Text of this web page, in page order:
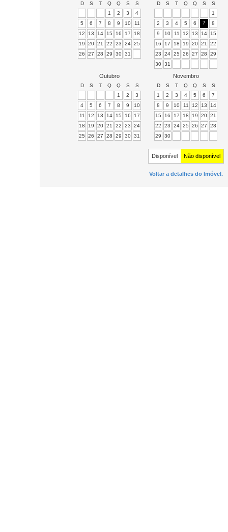
D S T Q Q S
S
1
2 3
4
5
6 7 8 9 10
11
12
13 14 15 16 17
18
19
20 21 22 23 24 25
26
27 28 29 30 31
D S T Q Q S
S
1
2
3 4 5 6 7
8
9
10 11 12 13 14
15
16
17 18 19 20 21
22
23
24 25 26 27 28
29
30 31
Outubro
D S T Q Q S
S
1
2
3
4
5 6 7 8 9
10
11
12 13 14 15 16
17
18
19 20 21 22 23
24
25
26 27 28 29 30 31
Novembro
D S T Q Q S
S
1
2 3 4 5 6
7
8
9 10 11 12 13
14
15
16 17 18 19 20 21
22
23 24 25 26 27
28
29
30
Disponível Não disponível
Voltar a detalhes do Imóvel.